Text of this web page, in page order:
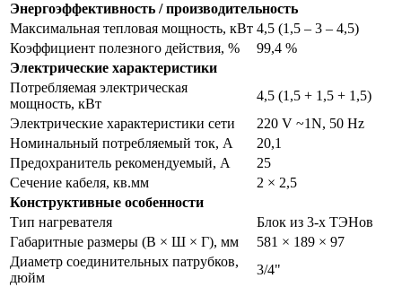
Энергоэффективность / производительность
Максимальная тепловая мощность, кВт 4,5 (1,5 – 3 – 4,5)
Коэффициент полезного действия, %
99,4 %
Электрические характеристики
Потребляемая электрическая
мощность, кВт
4,5 (1,5 + 1,5 + 1,5)
Электрические характеристики сети
220 V ~1N, 50 Hz
Номинальный потребляемый ток, А
20,1
Предохранитель рекомендуемый, А
25
Сечение кабеля, кв.мм
2 × 2,5
Конструктивные особенности
Тип нагревателя
Блок из 3-х ТЭНов
Габаритные размеры (В × Ш × Г), мм
581 × 189 × 97
Диаметр соединительных патрубков,
дюйм
3/4"